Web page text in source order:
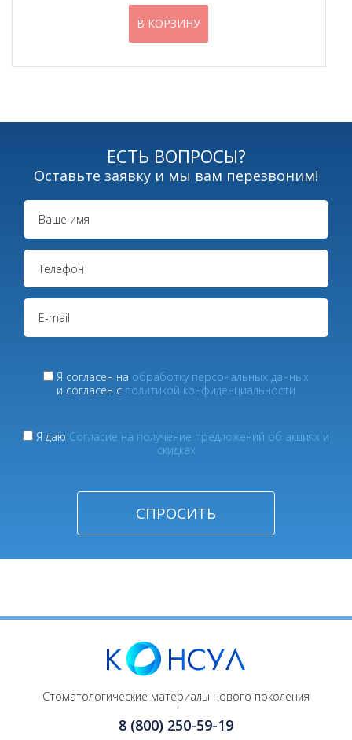
В КОРЗИНУ
ЕСТЬ ВОПРОСЫ?
Оставьте заявку и мы вам перезвоним!
Я согласен на обработку персональных данных
и согласен с политикой конфиденциальности
Я даю Согласие на получение предложений об акциях и
скидках
Стоматологические материалы нового поколения
8 (800) 250-59-19